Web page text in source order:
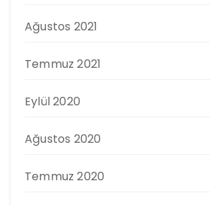
Ağustos 2021
Temmuz 2021
Eylül 2020
Ağustos 2020
Temmuz 2020